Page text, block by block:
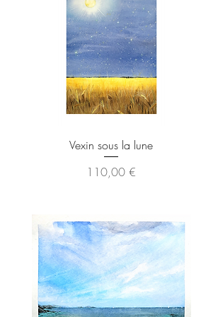
Aperçu rapide
Vexin sous la lune
Prix
110,00 €